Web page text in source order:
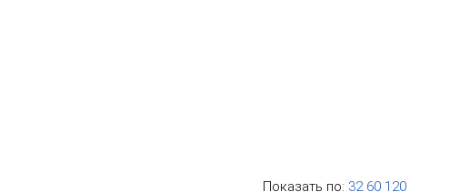
Показать по: 32 60 120